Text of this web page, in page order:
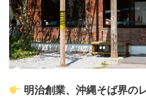
明治創業、沖縄そば界の